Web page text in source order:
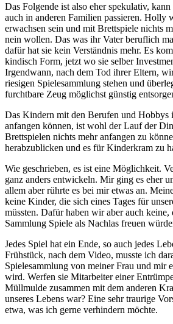
Das Folgende ist also eher spekulativ,
auch in anderen Familien passieren. Holly
erwachsen sein und mit Brettspiele nichts
nein wollen. Das was ihr Vater beruflich
dafür hat sie kein Verständnis mehr. Es
kindisch Form, jetzt wo sie selber
Irgendwann, nach dem Tod ihrer Eltern,
riesigen Spielesammlung stehen und
furchtbare Zeug möglichst günstig
Das Kindern mit den Berufen und Hobbys
anfangen können, ist wohl der Lauf der
Brettspielen nichts mehr anfangen zu
herabzublicken und es für Kinderkram zu
Wie geschrieben, es ist eine Möglichkeit.
ganz anders entwickeln. Mir ging es eher
allem aber rührte es bei mir etwas an.
keine Kinder, die sich eines Tages für
müssten. Dafür haben wir aber auch keine,
Sammlung Spiele als Nachlas freuen
Jedes Spiel hat ein Ende, so auch jedes
Frühstück, nach dem Video, musste ich
Spielesammlung von meiner Frau und mir
wird. Werfen sie Mitarbeiter einer
Müllmulde zusammen mit dem anderen
unseres Lebens war? Eine sehr traurige
etwa, was ich gerne verhindern möchte.